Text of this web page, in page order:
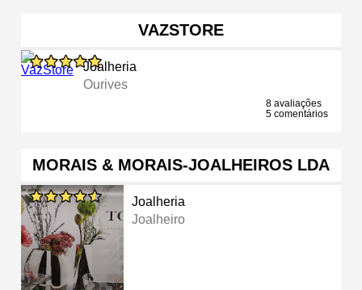
VAZSTORE
Joalheria
Ourives
8 avaliações
5 comentários
MORAIS & MORAIS-JOALHEIROS LDA
Joalheria
Joalheiro